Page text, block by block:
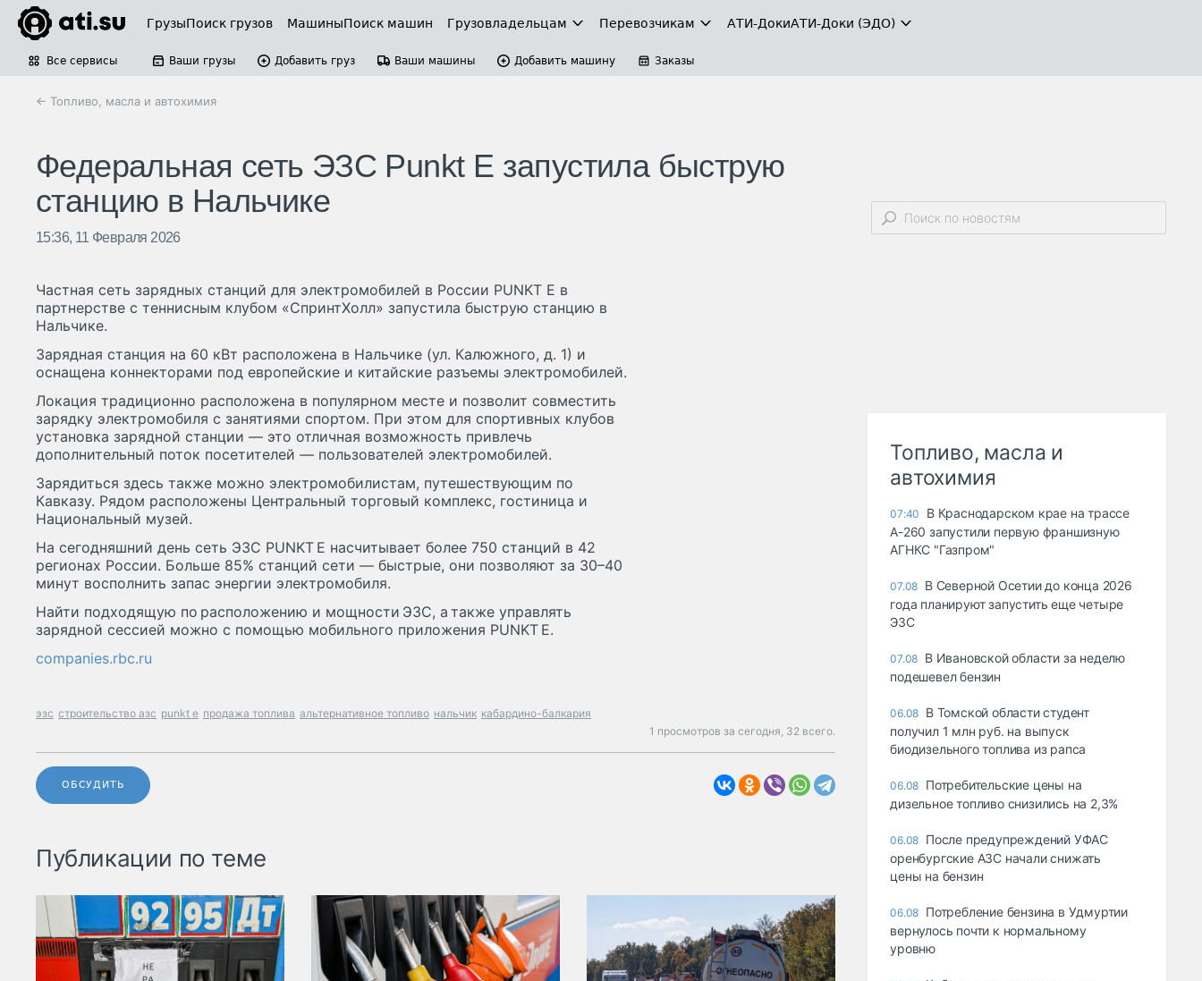
ГрузыПоиск грузов МашиныПоиск машин Грузовладельцам Перевозчикам АТИ-ДокиАТИ-Доки (ЭДО)
Все сервисы Ваши грузы Добавить груз Ваши машины Добавить машину Заказы
← Топливо, масла и автохимия
Федеральная сеть ЭЗС Punkt E запустила быструю
станцию в Нальчике
15:36, 11 Февраля 2026
Частная сеть зарядных станций для электромобилей в России PUNKT E в
партнерстве с теннисным клубом «СпринтХолл» запустила быструю станцию в
Нальчике.
Зарядная станция на 60 кВт расположена в Нальчике (ул. Калюжного, д. 1) и
оснащена коннекторами под европейские и китайские разъемы электромобилей.
Локация традиционно расположена в популярном месте и позволит совместить
зарядку электромобиля с занятиями спортом. При этом для спортивных клубов
установка зарядной станции — это отличная возможность привлечь
дополнительный поток посетителей — пользователей электромобилей.
Зарядиться здесь также можно электромобилистам, путешествующим по
Кавказу. Рядом расположены Центральный торговый комплекс, гостиница и
Национальный музей.
На сегодняшний день сеть ЭЗС PUNKT Е насчитывает более 750 станций в 42
регионах России. Больше 85% станций сети — быстрые, они позволяют за 30–40
минут восполнить запас энергии электромобиля.
Найти подходящую по расположению и мощности ЭЗС, а также управлять
зарядной сессией можно с помощью мобильного приложения PUNKT E.
companies.rbc.ru
эзс строительство азс punkt e продажа топлива альтернативное топливо нальчик кабардино-балкария
1 просмотров за сегодня, 32 всего.
ОБСУДИТЬ
Публикации по теме
Топливо, масла и
автохимия
07:40
В Краснодарском крае на трассе
А-260 запустили первую франшизную
АГНКС "Газпром"
07.08 В Северной Осетии до конца 2026
года планируют запустить еще четыре
ЭЗС
07.08 В Ивановской области за неделю
подешевел бензин
06.08 В Томской области студент
получил 1 млн руб. на выпуск
биодизельного топлива из рапса
06.08 Потребительские цены на
дизельное топливо снизились на 2,3%
06.08 После предупреждений УФАС
оренбургские АЗС начали снижать
цены на бензин
06.08 Потребление бензина в Удмуртии
вернулось почти к нормальному
уровню